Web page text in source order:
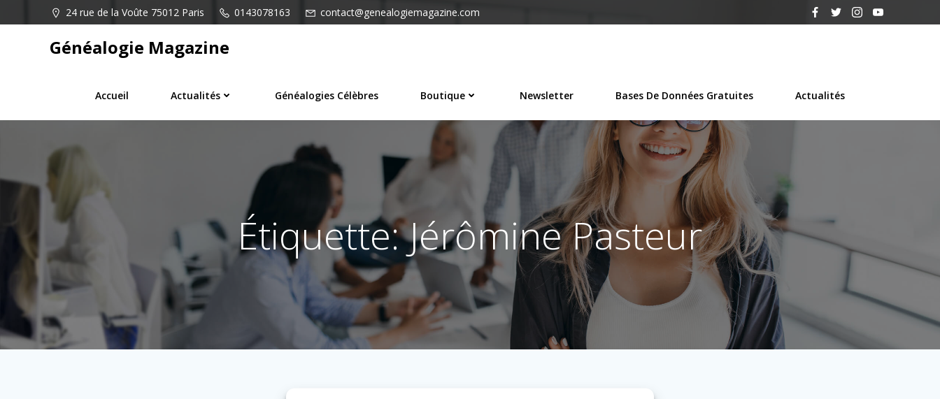
au
24 rue de la Voûte 75012 Paris 0143078163 contact@genealogiemagazine.com
Généalogie Magazine
Accueil Actualités Généalogies Célèbres Boutique Newsletter Bases De Données Gratuites Actualités
Étiquette: Jérômine Pasteur